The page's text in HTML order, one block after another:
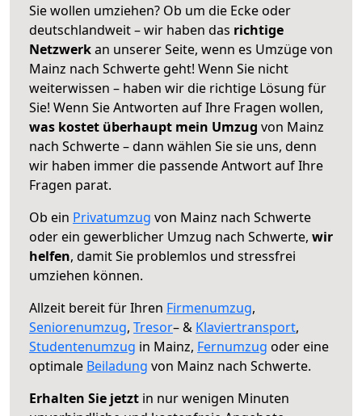
Sie wollen umziehen? Ob um die Ecke oder
deutschlandweit – wir haben das richtige
Netzwerkan unserer Seite, wenn es Umzüge von
Mainz nach Schwerte geht! Wenn Sie nicht
weiterwissen – haben wir die richtige Lösung für
Sie! Wenn Sie Antworten auf Ihre Fragen wollen,
was kostet überhaupt mein Umzug von Mainz
nach Schwerte – dann wählen Sie sie uns, denn
wir haben immer die passende Antwort auf Ihre
Fragen parat.
Ob ein Privatumzug von Mainz nach Schwerte
oder ein gewerblicher Umzug nach Schwerte, wir
helfen, damit Sie problemlos und stressfrei
umziehen können.
Allzeit bereit für Ihren Firmenumzug,
Seniorenumzug, Tresor– & Klaviertransport,
Studentenumzug in Mainz, Fernumzug oder eine
optimale Beiladung von Mainz nach Schwerte.
Erhalten Sie jetzt in nur wenigen Minuten